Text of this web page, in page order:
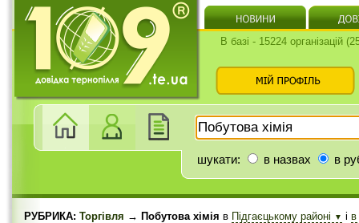
В базі - 15224 організацій
шукати: в назвах в
РУБРИКА: Торгівля → Побутова хімія в Підгаєцькому районі ▼ і в